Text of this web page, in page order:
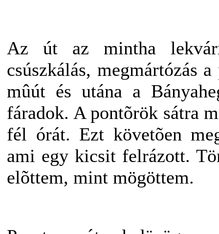
Az út az mintha
csúszkálás, megmártózás
mûút és utána a
fáradok. A pontõrök sátra
fél órát. Ezt követõen
ami egy kicsit felrázott.
elõttem, mint mögöttem.